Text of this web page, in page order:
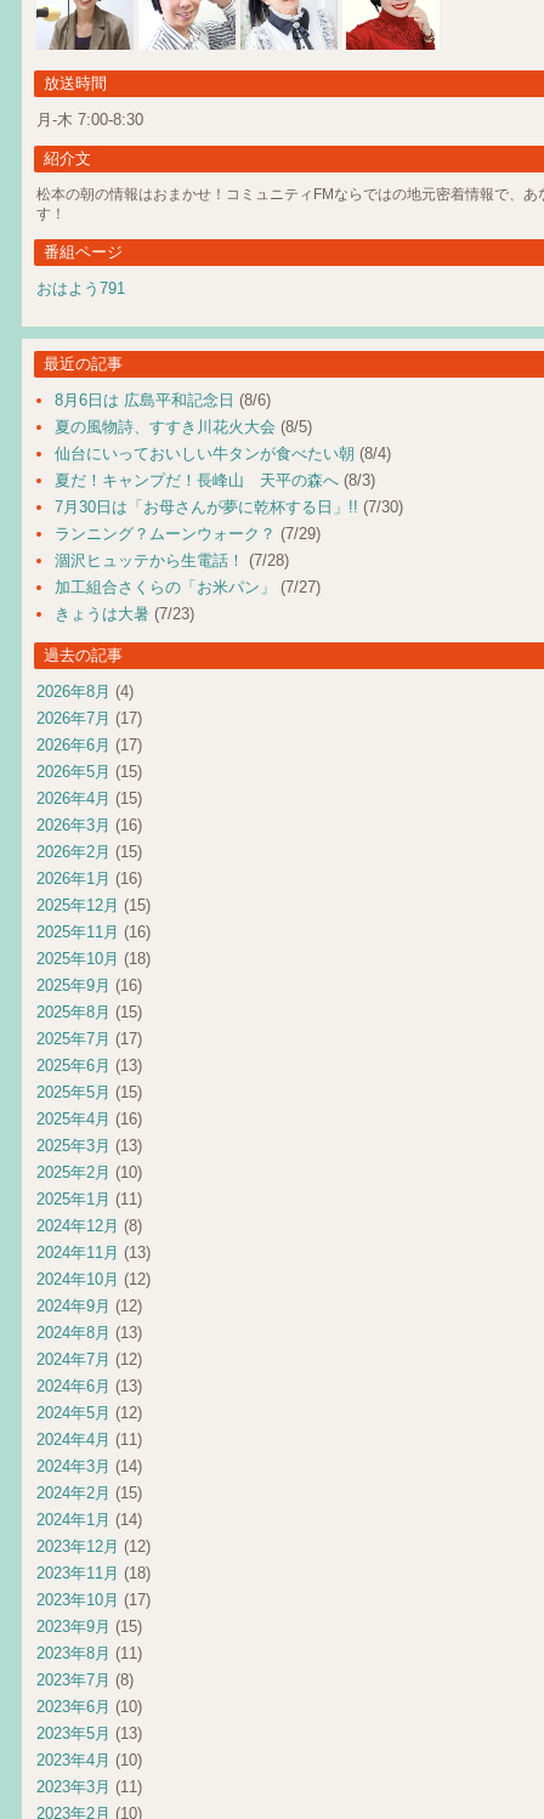
放送時間
月-木 7:00-8:30
紹介文
松本の朝の情報はおまかせ！コミュニティFMならではの地元密着情報で、あ
す！
番組ページ
おはよう791
最近の記事
8月6日は 広島平和記念日 (8/6)
夏の風物詩、すすき川花火大会 (8/5)
仙台にいっておいしい牛タンが食べたい朝 (8/4)
夏だ！キャンプだ！長峰山 天平の森へ (8/3)
7月30日は「お母さんが夢に乾杯する日」!! (7/30)
ランニング？ムーンウォーク？ (7/29)
涸沢ヒュッテから生電話！ (7/28)
加工組合さくらの「お米パン」
(7/27)
きょうは大暑 (7/23)
過去の記事
2026年8月 (4)
2026年7月 (17)
2026年6月 (17)
2026年5月 (15)
2026年4月 (15)
2026年3月 (16)
2026年2月 (15)
2026年1月 (16)
2025年12月 (15)
2025年11月 (16)
2025年10月 (18)
2025年9月 (16)
2025年8月 (15)
2025年7月 (17)
2025年6月 (13)
2025年5月 (15)
2025年4月 (16)
2025年3月 (13)
2025年2月 (10)
2025年1月 (11)
2024年12月 (8)
2024年11月 (13)
2024年10月 (12)
2024年9月 (12)
2024年8月 (13)
2024年7月 (12)
2024年6月 (13)
2024年5月 (12)
2024年4月 (11)
2024年3月 (14)
2024年2月 (15)
2024年1月 (14)
2023年12月 (12)
2023年11月 (18)
2023年10月 (17)
2023年9月 (15)
2023年8月 (11)
2023年7月 (8)
2023年6月 (10)
2023年5月 (13)
2023年4月 (10)
2023年3月 (11)
2023年2月 (10)